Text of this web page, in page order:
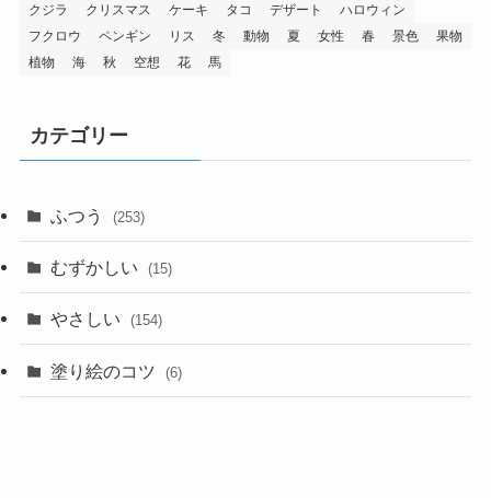
クジラ
クリスマス ケーキ タコ デザート
ハロウィン
フクロウ
ペンギン リス 冬 動物 夏 女性 春 景色
果物
植物
海 秋 空想 花 馬
カテゴリー
ふつう (253)
むずかしい (15)
やさしい (154)
塗り絵のコツ (6)